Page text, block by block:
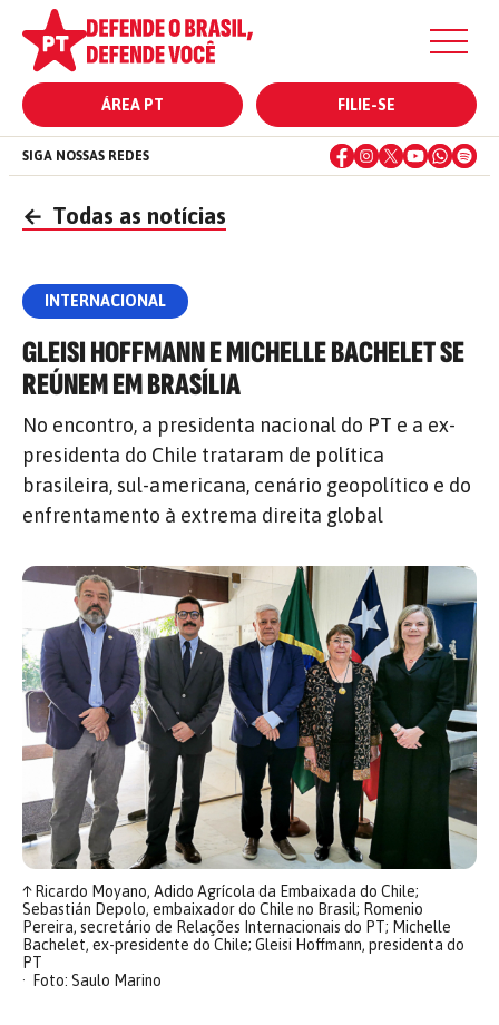
ÁREA PT FILIE-SE
SIGA NOSSAS REDES
← Todas as notícias
INTERNACIONAL
GLEISI HOFFMANN E MICHELLE BACHELET SE
REÚNEM EM BRASÍLIA
No encontro, a presidenta nacional do PT e a ex-
presidenta do Chile trataram de política
brasileira, sul-americana, cenário geopolítico e do
enfrentamento à extrema direita global
↑Ricardo Moyano, Adido Agrícola da Embaixada do Chile;
Sebastián Depolo, embaixador do Chile no Brasil; Romenio
Pereira, secretário de Relações Internacionais do PT; Michelle
Bachelet, ex-presidente do Chile; Gleisi Hoffmann, presidenta do
PT
Foto: Saulo Marino